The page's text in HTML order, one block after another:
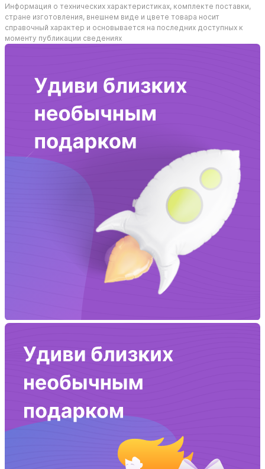
Информация о технических характеристиках, комплекте поставки,
стране изготовления, внешнем виде и цвете товара носит
справочный характер и основывается на последних доступных к
моменту публикации сведениях